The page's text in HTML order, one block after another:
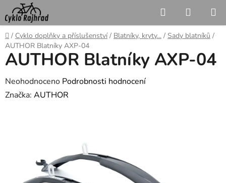
Přejít
na
obsah
Hledat
KOŠÍK
Domů
/ Cyklo doplňky a příslušenství / Blatníky, kryty... / Sady blatníků /
AUTHOR Blatníky AXP-04
AUTHOR Blatníky AXP-04
Průměrné
hodnocení
hvězdiček.
Neohodnoceno Podrobnosti hodnocení
Značka: AUTHOR